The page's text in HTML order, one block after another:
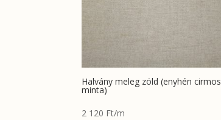
Halvány meleg zöld (enyhén cirmos
minta)
2 120 Ft/m